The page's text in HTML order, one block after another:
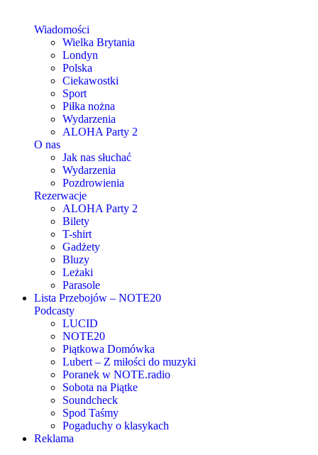
Wiadomości
Wielka Brytania
Londyn
Polska
Ciekawostki
Sport
Piłka nożna
Wydarzenia
ALOHA Party 2
O nas
Jak nas słuchać
Wydarzenia
Pozdrowienia
Rezerwacje
ALOHA Party 2
Bilety
T-shirt
Gadżety
Bluzy
Leżaki
Parasole
Lista Przebojów – NOTE20
Podcasty
LUCID
NOTE20
Piątkowa Domówka
Lubert – Z miłości do muzyki
Poranek w NOTE.radio
Sobota na Piątke
Soundcheck
Spod Taśmy
Pogaduchy o klasykach
Reklama